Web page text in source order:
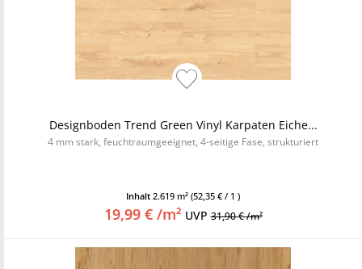
Designboden Trend Green Vinyl Karpaten Eiche...
4 mm stark, feuchtraumgeeignet, 4-seitige Fase, strukturiert
Inhalt 2.619 m² (52,35 € / 1 )
19,99 € /m² UVP31,90 € /m²